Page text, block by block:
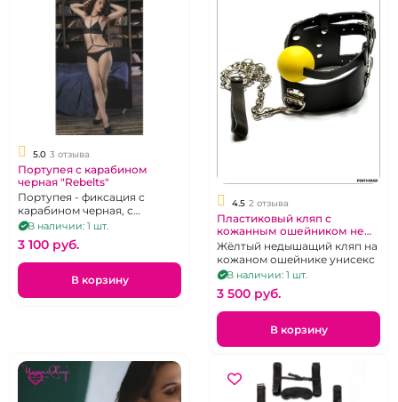
5.0 3 отзыва
Портупея с карабином
черная "Rebelts"
Портупея - фиксация с
карабином черная, с
тонкими ремешками
В наличии: 1 шт.
3 100 pуб.
В корзину
4.5 2 отзыва
Пластиковый кляп с
кожанным ошейником не
дышащий
Жёлтый недышащий кляп на
кожаном ошейнике унисекс
В наличии: 1 шт.
3 500 pуб.
В корзину